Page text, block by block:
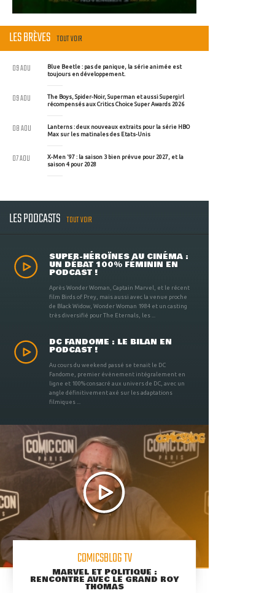
LES BRÈVES TOUT VOIR
Blue Beetle : pas de panique, la série animée est
toujours en développement.
09 AOU
The Boys, Spider-Noir, Superman et aussi Supergirl
récompensés aux Critics Choice Super Awards 2026
09 AOU
Lanterns : deux nouveaux extraits pour la série HBO
Max sur les matinales des Etats-Unis
08 AOU
X-Men '97 : la saison 3 bien prévue pour 2027, et la
saison 4 pour 2028
07 AOU
LES PODCASTS TOUT VOIR
SUPER-HÉROÏNES AU CINÉMA :
UN DÉBAT 100% FÉMININ EN
PODCAST !
Après Wonder Woman, Captain Marvel, et le récent
film Birds of Prey, mais aussi avec la venue proche
de Black Widow, Wonder Woman 1984 et un casting
très diversifié pour The Eternals, les ...
DC FANDOME : LE BILAN EN
PODCAST !
Au cours du weekend passé se tenait le DC
Fandome, premier évènement intégralement en
ligne et 100% consacré aux univers de DC, avec un
angle définitivement axé sur les adaptations
filmiques ...
COMICSBLOG TV
MARVEL ET POLITIQUE :
RENCONTRE AVEC LE GRAND ROY
THOMAS